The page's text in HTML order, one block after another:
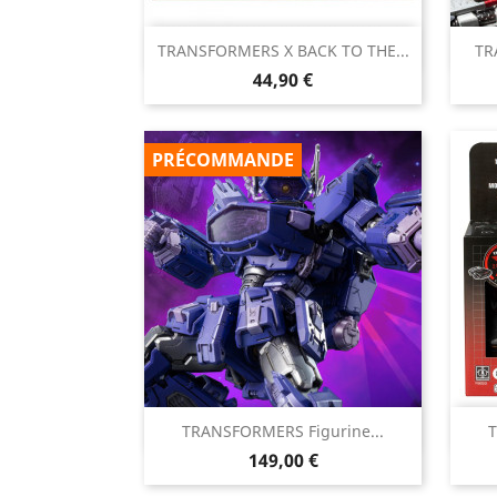
TRANSFORMERS X BACK TO THE...
Prix
44,90 €
Aperçu rapide
TRANSFORMERS Figurine...
Prix
149,00 €
PRÉCOMMANDE
Aperçu rapide